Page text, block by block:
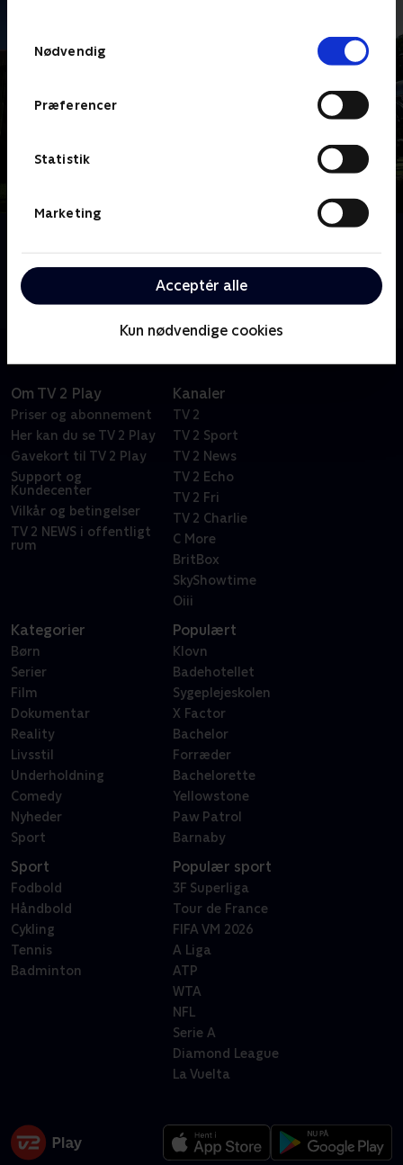
Nødvendig
Præferencer
Statistik
Marketing
Acceptér alle
Kun nødvendige cookies
familie. Noel og Sue har 22 børn i alle aldre. Følg med
i deres travle liv på godt og ondt.
Om TV 2 Play
Priser og abonnement
Her kan du se TV 2 Play
Gavekort til TV 2 Play
Support og
Kundecenter
Vilkår og betingelser
TV 2 NEWS i offentligt
rum
Kanaler
TV 2
TV 2 Sport
TV 2 News
TV 2 Echo
TV 2 Fri
TV 2 Charlie
C More
BritBox
SkyShowtime
Oiii
Kategorier
Børn
Serier
Film
Dokumentar
Reality
Livsstil
Underholdning
Comedy
Nyheder
Sport
Populært
Klovn
Badehotellet
Sygeplejeskolen
X Factor
Bachelor
Forræder
Bachelorette
Yellowstone
Paw Patrol
Barnaby
Sport
Fodbold
Håndbold
Cykling
Tennis
Badminton
Populær sport
3F Superliga
Tour de France
FIFA VM 2026
A Liga
ATP
WTA
NFL
Serie A
Diamond League
La Vuelta